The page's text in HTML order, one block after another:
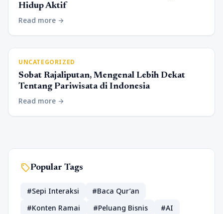
Hidup Aktif
Read more arrow_forward
UNCATEGORIZED
Sobat Rajaliputan, Mengenal Lebih Dekat
Tentang Pariwisata di Indonesia
Read more arrow_forward
sellPopular Tags
#Sepi Interaksi
#Baca Qur’an
#Konten Ramai
#Peluang Bisnis
#AI